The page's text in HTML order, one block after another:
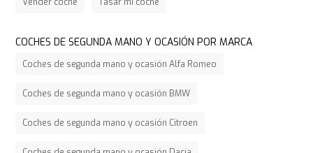
COCHES DE SEGUNDA MANO Y OCASIÓN POR MARCA
Coches de segunda mano y ocasión Alfa Romeo
Coches de segunda mano y ocasión BMW
Coches de segunda mano y ocasión Citroen